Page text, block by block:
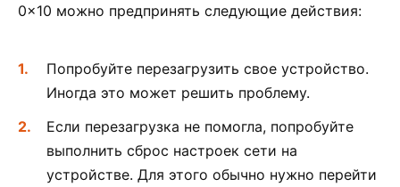
0x10 можно предпринять следующие действия:
Попробуйте перезагрузить свое устройство.
Иногда это может решить проблему.
Если перезагрузка не помогла, попробуйте
выполнить сброс настроек сети на
устройстве. Для этого обычно нужно перейти